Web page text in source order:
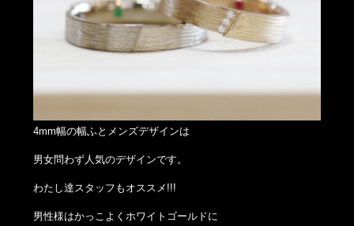
4mm幅の幅ふとメンズデザインは
男女問わず人気のデザインです。
わたし達スタッフもオススメ!!!
男性様はかっこよくホワイトゴールドに